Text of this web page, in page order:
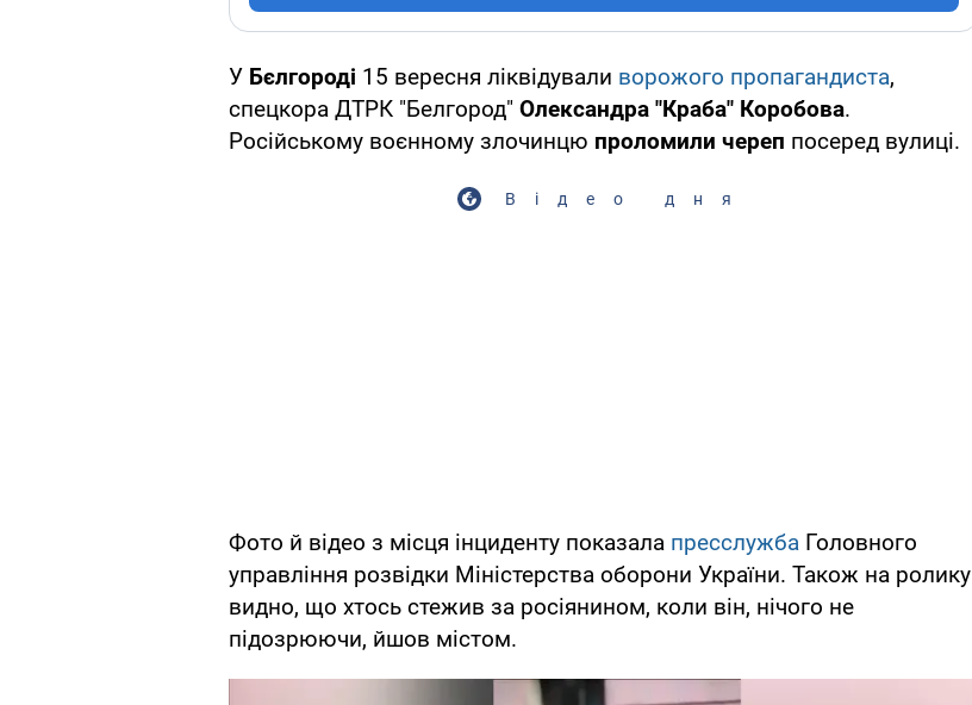
У Бєлгороді 15 вересня ліквідували ворожого пропагандиста,
спецкора ДТРК "Белгород" Олександра "Краба" Коробова.
Російському воєнному злочинцю проломили череп посеред вулиці.
Відео дня
Фото й відео з місця інциденту показала пресслужба Головного
управління розвідки Міністерства оборони України. Також на ролику
видно, що хтось стежив за росіянином, коли він, нічого не
підозрюючи, йшов містом.